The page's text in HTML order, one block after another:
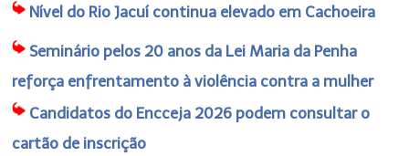
Nível do Rio Jacuí continua elevado em Cachoeira
Seminário pelos 20 anos da Lei Maria da Penha
reforça enfrentamento à violência contra a mulher
Candidatos do Encceja 2026 podem consultar o
cartão de inscrição